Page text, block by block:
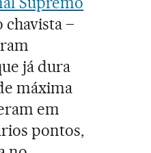
chavista –
já dura
máxima
em
pontos,